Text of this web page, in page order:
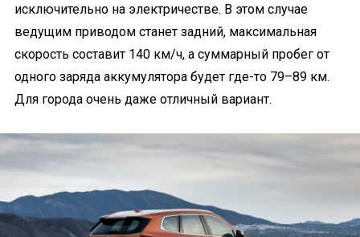
исключительно на электричестве. В этом случае
ведущим приводом станет задний, максимальная
скорость составит 140 км/ч, а суммарный пробег от
одного заряда аккумулятора будет где-то 79–89 км.
Для города очень даже отличный вариант.